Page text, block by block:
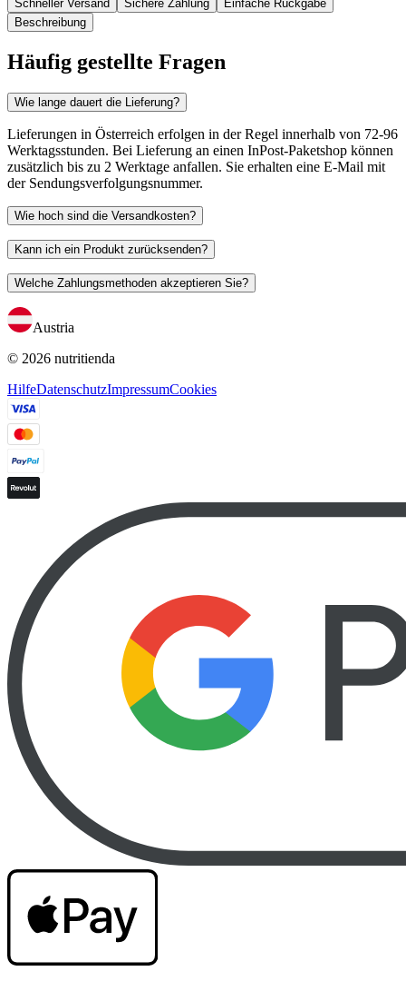
Schneller Versand Sichere Zahlung
Einfache Rückgabe
Beschreibung
Häufig gestellte Fragen
Wie lange dauert die Lieferung?
Lieferungen in Österreich erfolgen in der Regel innerhalb von 72-96
Werktagsstunden. Bei Lieferung an einen InPost-Paketshop können
zusätzlich bis zu 2 Werktage anfallen. Sie erhalten eine E-Mail mit
der Sendungsverfolgungsnummer.
Wie hoch sind die Versandkosten?
Kann ich ein Produkt zurücksenden?
Welche Zahlungsmethoden akzeptieren Sie?
Austria
© 2026 nutritienda
HilfeDatenschutzImpressumCookies